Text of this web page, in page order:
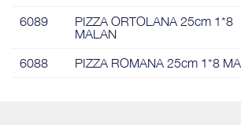
6089
PIZZA ORTOLANA 25cm 1*8
MALAN
6088 PIZZA ROMANA 25cm 1*8